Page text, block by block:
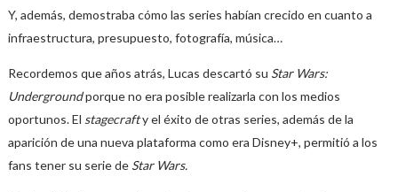
Y, además, demostraba cómo las series habían crecido en cuanto a
infraestructura, presupuesto, fotografía, música…
Recordemos que años atrás, Lucas descartó su Star Wars:
Undergroundporque no era posible realizarla con los medios
oportunos. El stagecrafty el éxito de otras series, además de la
aparición de una nueva plataforma como era Disney+, permitió a los
fans tener su serie de Star Wars.